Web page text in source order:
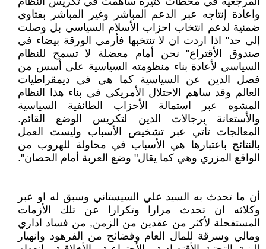
واعادة إنتاجه عبر الدعم المباشر وغير المباشر بفتاوى
ضمنية لدعم انتخاب احزاب الأسلام السياسي بل وصلت
إلى حد" اذا اردت ان لا تنتخبها فأرمي الورقة بيضاء في
صندوق الأقتراع" نحن أمام معضلة لا تسمح للنظام
السياسي لأعادة بناء منظومته السياسية على أسس من
فصل الدين عن السياسية كما هي في ديمقراطيات
العالم وقد ساهم الاحتلال الأمريكي في بناء هذا النظام
المشوه عبر استمالة الأحزاب الطائفية السياسية
والأستعانة برجالات الدين لتكريس الوضع القائم.
المعالجات تأتي عبر تشخيص الأسباب وليست العمل
بالنتائج باعتبارها هي الأسباب في محاولة للهروب من
الواقع المزري وهي كما يقال" وضع العربة أمام الحصان".
أن ما تحدث به السيد علي السيستاني وسبق له او عبر
وكلائه ان تحدث مرارا وتكرارا عن تلك الأزمات
المستفحلة لأكثر من عقدين من الزمن, من فساد اداري
ومالي وسرقة للمال العام وفضائح من الفرهود وانهيار